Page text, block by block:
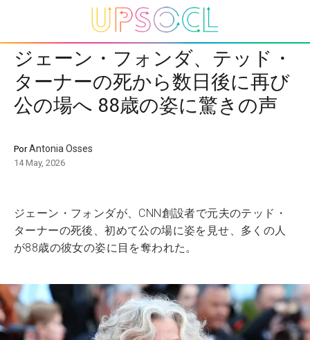
ジェーン・フォンダ、テッド・
ターナーの死から数日後に再び
公の場へ 88歳の姿に驚きの声
PorAntonia Osses
14 May, 2026
ジェーン・フォンダが、CNN創設者で元夫のテッド・
ターナーの死後、初めて公の場に姿を見せ、多くの人
が88歳の彼女の姿に目を奪われた。